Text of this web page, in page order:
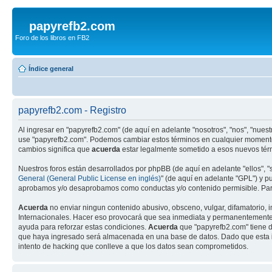
papyrefb2.com
Foro de los libros en FB2
Índice general
papyrefb2.com - Registro
Al ingresar en "papyrefb2.com" (de aquí en adelante "nosotros", "nos",
use "papyrefb2.com". Podemos cambiar estos términos en cualquier
cambios significa que acuerda estar legalmente sometido a esos nuevos
Nuestros foros están desarrollados por phpBB (de aquí en adelante "ellos",
General (General Public License en inglés)" (de aquí en adelante "GPL") y
aprobamos y/o desaprobamos como conductas y/o contenido permisible.
Acuerda no enviar ningun contenido abusivo, obsceno, vulgar,
Internacionales. Hacer eso provocará que sea inmediata y
ayuda para reforzar estas condiciones. Acuerda que "papyrefb2.com" tiene
que haya ingresado será almacenada en una base de datos. Dado que
intento de hacking que conlleve a que los datos sean comprometidos.